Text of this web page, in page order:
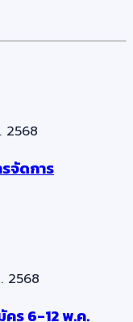
2568
จัดการ
2568
คร 6-12 พ.ค.